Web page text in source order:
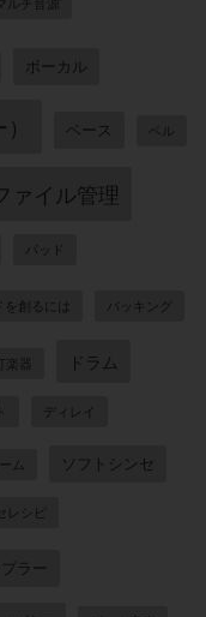
ボーカル
ベース ベル
ファイル管理
パッド
創るには バッキング
楽器 ドラム
ディレイ
ム ソフトシンセ
レシピ
ラー